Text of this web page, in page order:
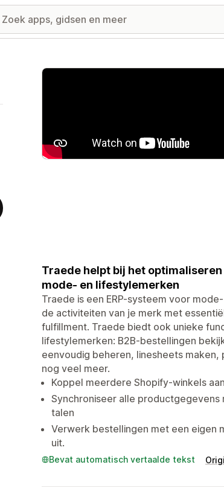
Galerij met uitgelichte afbeeldingen
Traede helpt bij het
mode- en lifestylemerken
Traede is een ERP-systeem voor
de activiteiten van je merk met
fulfillment. Traede biedt ook unieke
lifestylemerken: B2B-bestellingen
eenvoudig beheren, linesheets
nog veel meer.
Koppel meerdere Shopify-winkels
Synchroniseer alle
talen
Verwerk bestellingen met een eigen
uit.
Bevat automatisch vertaalde tekst